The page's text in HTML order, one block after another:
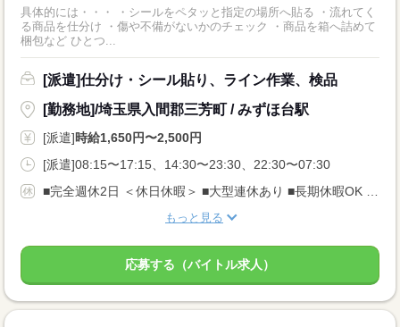
具体的には・・・ ・シールをペタッと指定の場所へ貼る ・流れてく
る商品を仕分け ・傷や不備がないかのチェック ・商品を箱へ詰めて
梱包など ひとつ...
[派遣]仕分け・シール貼り、ライン作業、検品
[勤務地]/埼玉県入間郡三芳町 / みずほ台駅
[派遣]時給1,650円〜2,500円
[派遣]08:15〜17:15、14:30〜23:30、22:30〜07:30
■完全週休2日 ＜休日休暇＞ ■大型連休あり ■長期休暇OK ■ご家庭都合のお休み調整OK ■産休・育休取得実績あり
もっと見る
応募する（バイトル求人）